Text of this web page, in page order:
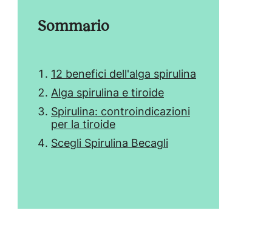
Sommario
12 benefici dell'alga spirulina
Alga spirulina e tiroide
Spirulina: controindicazioni
per la tiroide
Scegli Spirulina Becagli